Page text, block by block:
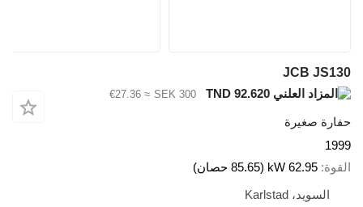
JCB
TND 92.620
SEK 300
≈ €27.36
صغيرة
62.95 kW (85.65 حصان)
السويد، Karlstad